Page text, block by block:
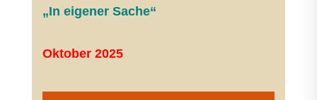
„In eigener Sache“
Oktober 2025